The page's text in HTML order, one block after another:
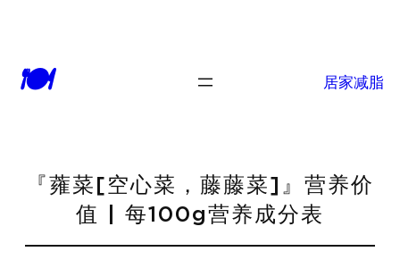
🍽 居家减脂
『蕹菜[空心菜，藤藤菜]』营养价
值 | 每100g营养成分表